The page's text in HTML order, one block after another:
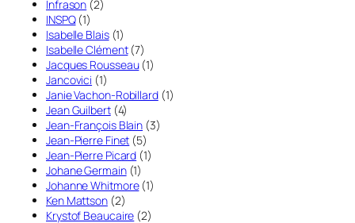
Infrason (2)
INSPQ(1)
Isabelle Blais(1)
Isabelle Clément(7)
Jacques Rousseau(1)
Jancovici (1)
Janie Vachon-Robillard(1)
Jean Guilbert(4)
Jean-François Blain (3)
Jean-Pierre Finet (5)
Jean-Pierre Picard (1)
Johane Germain(1)
Johanne Whitmore(1)
Ken Mattson(2)
Krystof Beaucaire (2)